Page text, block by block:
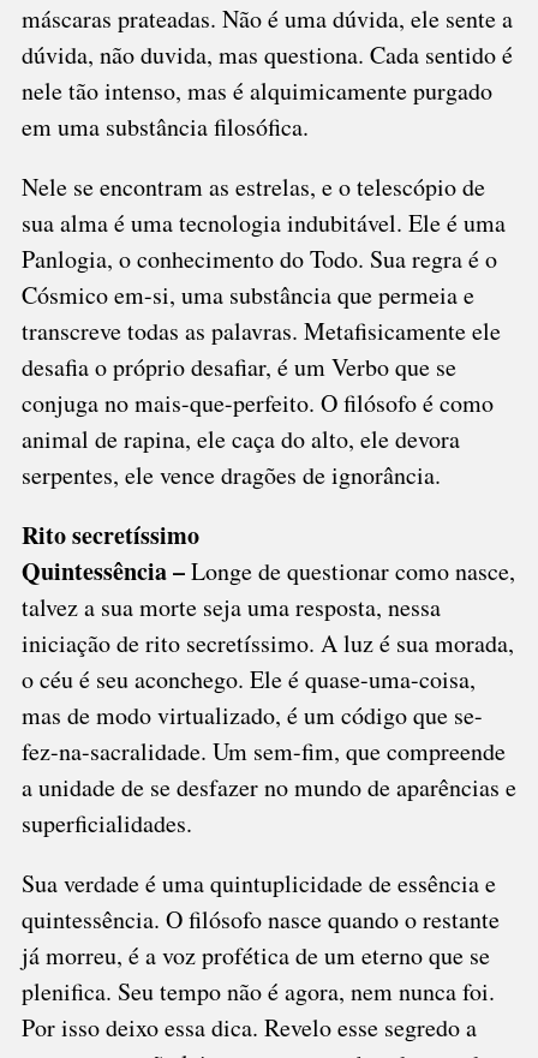
máscaras prateadas. Não é uma dúvida, ele sente a
dúvida, não duvida, mas questiona. Cada sentido é
nele tão intenso, mas é alquimicamente purgado
em uma substância filosófica.
Nele se encontram as estrelas, e o telescópio de
sua alma é uma tecnologia indubitável. Ele é uma
Panlogia, o conhecimento do Todo. Sua regra é o
Cósmico em-si, uma substância que permeia e
transcreve todas as palavras. Metafisicamente ele
desafia o próprio desafiar, é um Verbo que se
conjuga no mais-que-perfeito. O filósofo é como
animal de rapina, ele caça do alto, ele devora
serpentes, ele vence dragões de ignorância.
Rito secretíssimo
Quintessência –Longe de questionar como nasce,
talvez a sua morte seja uma resposta, nessa
iniciação de rito secretíssimo. A luz é sua morada,
o céu é seu aconchego. Ele é quase-uma-coisa,
mas de modo virtualizado, é um código que se-
fez-na-sacralidade. Um sem-fim, que compreende
a unidade de se desfazer no mundo de aparências e
superficialidades.
Sua verdade é uma quintuplicidade de essência e
quintessência. O filósofo nasce quando o restante
já morreu, é a voz profética de um eterno que se
plenifica. Seu tempo não é agora, nem nunca foi.
Por isso deixo essa dica. Revelo esse segredo a